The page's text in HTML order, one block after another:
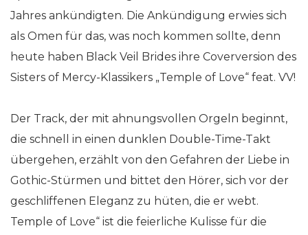
Jahres ankündigten. Die Ankündigung erwies sich
als Omen für das, was noch kommen sollte, denn
heute haben Black Veil Brides ihre Coverversion des
Sisters of Mercy-Klassikers „Temple of Love“ feat. VV!
Der Track, der mit ahnungsvollen Orgeln beginnt,
die schnell in einen dunklen Double-Time-Takt
übergehen, erzählt von den Gefahren der Liebe in
Gothic-Stürmen und bittet den Hörer, sich vor der
geschliffenen Eleganz zu hüten, die er webt.
Temple of Love“ ist die feierliche Kulisse für die